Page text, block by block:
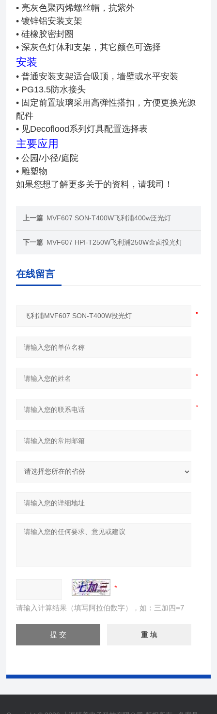
• 亮灰色聚丙烯螺丝帽，抗紫外
• 镀锌铝安装支架
• 硅橡胶密封圈
• 深灰色灯体和支架，其它颜色可选择
安装
• 普通安装支架适合吸顶，墙壁或水平安装
• PG13.5防水接头
• 固定前置玻璃采用高弹性搭扣，方便更换光源
配件
• 见Decoflood系列灯具配置选择表
主要应用
• 公园/小径/庭院
• 雕塑物
如果您想了解更多关于的资料，请我司！
上一篇 MVF607 SON-T400W飞利浦400w泛光灯
下一篇 MVF607 HPI-T250W飞利浦250W金卤投光灯
在线留言
请输入计算结果（填写阿拉伯数字），如：三加四=7